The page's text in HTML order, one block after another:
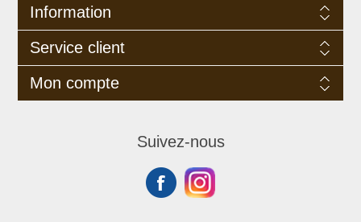
Information
Service client
Mon compte
Suivez-nous